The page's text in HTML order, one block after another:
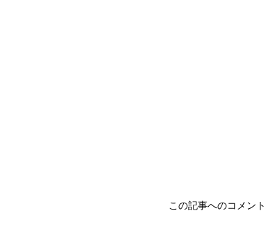
この記事へのコメン